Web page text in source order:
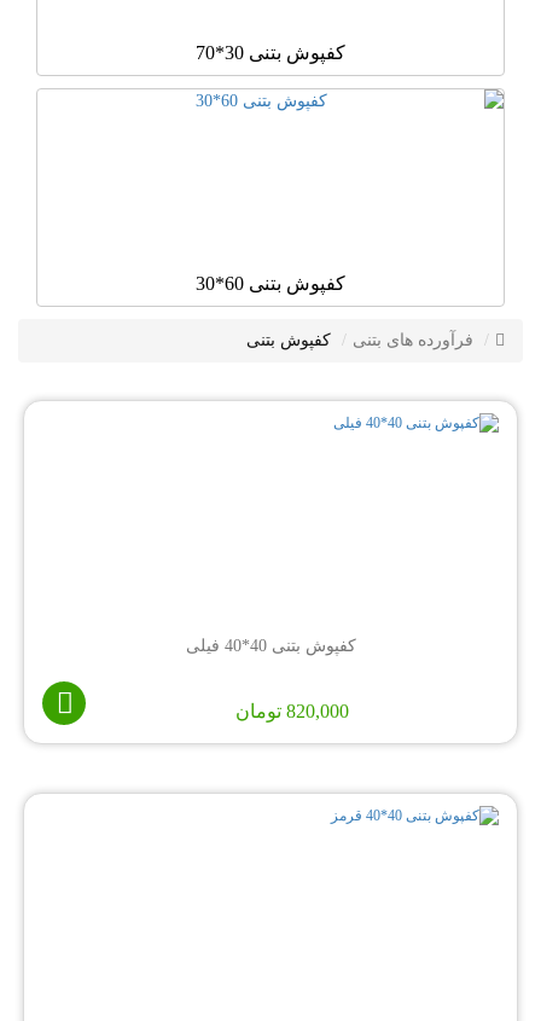
کفپوش بتنی 30*70
کفپوش بتنی 60*30
فرآورده های بتنی کفپوش بتنی
کفپوش بتنی 40*40 فیلی
820,000 تومان